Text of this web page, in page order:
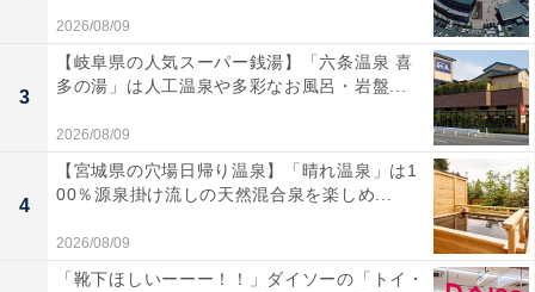
楽天市場の「スーパーDEAL」とは？
2026/08/09
3
【岐阜県の人気スーパー銭湯】「六条温泉 喜
多の湯」は人工温泉や多彩なお風呂・岩盤...
2026/08/09
4
【宮城県の穴場日帰り温泉】「晴れ温泉」は1
00％源泉掛け流しの天然混合泉を楽しめ...
2026/08/09
「靴下ほしいーーー！！」ダイソーの「トイ・